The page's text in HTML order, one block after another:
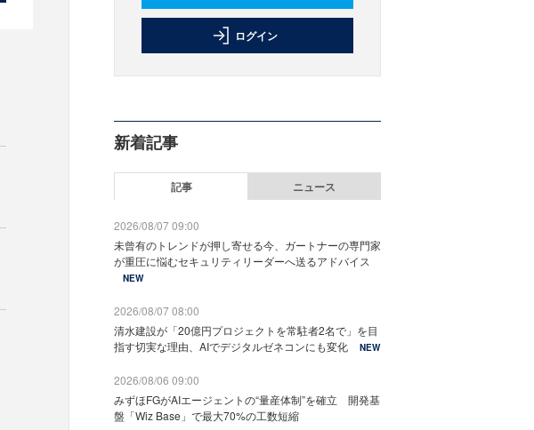
ログイン
新着記事
記事 ニュース
2026/08/07 09:00
未曾有のトレンドが押し寄せる今、ガートナーの専門家
が重圧に悩むセキュリティリーダーへ送るアドバイス
NEW
2026/08/07 08:00
清水建設が「20億円プロジェクトを常駐者2名で」を目
指す切実な理由、AIでデジタルゼネコンにも変化
NEW
2026/08/06 09:00
みずほFGがAIエージェントの“量産体制”を確立 開発基
盤「Wiz Base」で最大70%の工数短縮